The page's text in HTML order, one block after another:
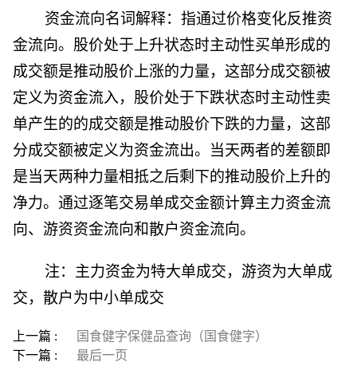
资金流向名词解释：指通过价格变化反推资
金流向。股价处于上升状态时主动性买单形成的
成交额是推动股价上涨的力量，这部分成交额被
定义为资金流入，股价处于下跌状态时主动性卖
单产生的的成交额是推动股价下跌的力量，这部
分成交额被定义为资金流出。当天两者的差额即
是当天两种力量相抵之后剩下的推动股价上升的
净力。通过逐笔交易单成交金额计算主力资金流
向、游资资金流向和散户资金流向。
注：主力资金为特大单成交，游资为大单成
交，散户为中小单成交
上一篇 :
国食健字保健品查询（国食健字）
下一篇 :
最后一页